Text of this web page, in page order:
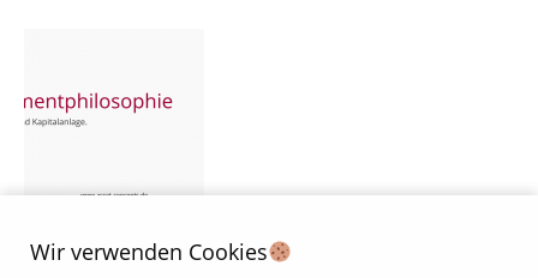
„Der durchschnittliche aktive Fonds wird zwangsläufig eine
Wir verwenden Cookies